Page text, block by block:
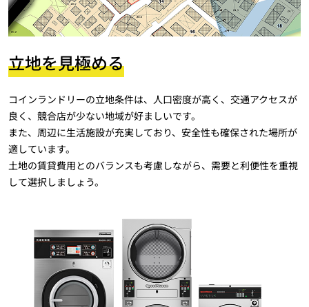
立地を見極める
コインランドリーの立地条件は、人口密度が高く、交通アクセスが
良く、競合店が少ない地域が好ましいです。
また、周辺に生活施設が充実しており、安全性も確保された場所が
適しています。
土地の賃貸費用とのバランスも考慮しながら、需要と利便性を重視
して選択しましょう。